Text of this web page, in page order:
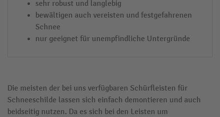
sehr robust und langlebig
bewältigen auch vereisten und festgefahrenen
Schnee
nur geeignet für unempfindliche Untergründe
Die meisten der bei uns verfügbaren Schürfleisten für
Schneeschilde lassen sich einfach demontieren und auch
beidseitig nutzen. Da es sich bei den Leisten um